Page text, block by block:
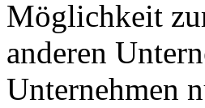
Möglichkeit
anderen
Unternehmen